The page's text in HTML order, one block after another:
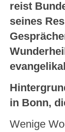
reist
seines
in Bonn,
Wenige